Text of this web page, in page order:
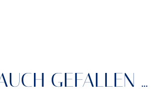
GEFALLEN …